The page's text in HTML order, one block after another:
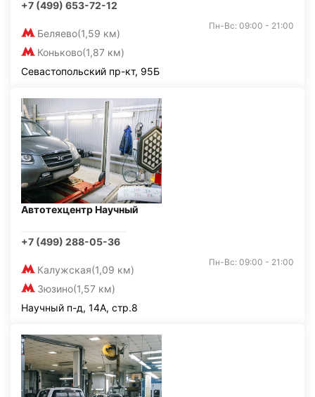
+7 (499) 653-72-12
Беляево(1,59 км)
Коньково(1,87 км)
Пн-Вс: 09:00 - 21:00
Севастопольский пр-кт, 95Б
Автотехцентр Научный
+7 (499) 288-05-36
Калужская(1,09 км)
Зюзино(1,57 км)
Пн-Вс: 09:00 - 21:00
Научный п-д, 14А, стр.8